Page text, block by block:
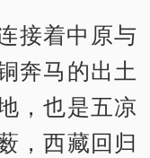
接着中原与
奔马的出土
，也是五凉
，西藏回归